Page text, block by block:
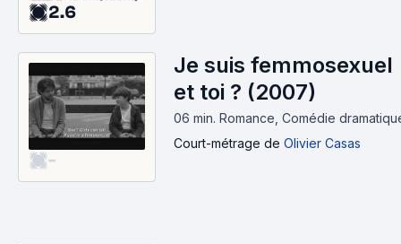
2.6
-
Je suis femmosexuel
et toi ? (2007)
06 min. Romance, Comédie
Court-métrage de Olivier Casas